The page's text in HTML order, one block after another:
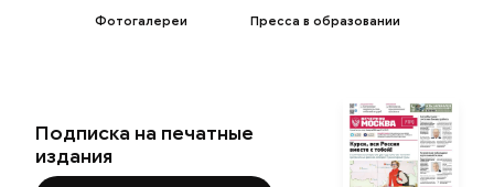
Фотогалереи
Пресса в образовании
Подписка на печатные
издания